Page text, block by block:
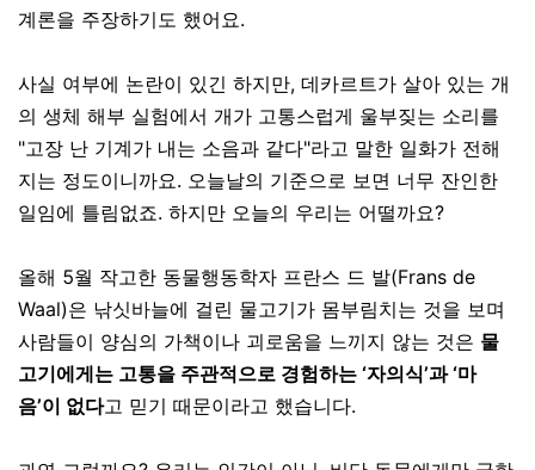
계론을 주장하기도 했어요.
사실 여부에 논란이 있긴 하지만, 데카르트가 살아 있는 개
의 생체 해부 실험에서 개가 고통스럽게 울부짖는 소리를
"고장 난 기계가 내는 소음과 같다"라고 말한 일화가 전해
지는 정도이니까요. 오늘날의 기준으로 보면 너무 잔인한
일임에 틀림없죠. 하지만 오늘의 우리는 어떨까요?
올해 5월 작고한 동물행동학자 프란스 드 발(Frans de
Waal)은 낚싯바늘에 걸린 물고기가 몸부림치는 것을 보며
사람들이 양심의 가책이나 괴로움을 느끼지 않는 것은 물
고기에게는 고통을 주관적으로 경험하는 ‘자의식’과 ‘마
음’이 없다고 믿기 때문이라고 했습니다.